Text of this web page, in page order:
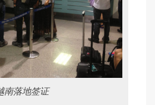
南落地签证